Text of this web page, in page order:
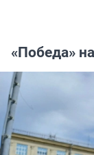
«Победа»